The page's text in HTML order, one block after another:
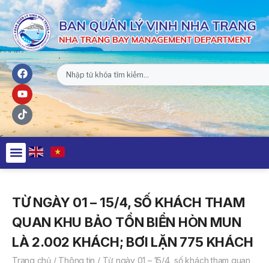
TỪ NGÀY 01 – 15/4, SỐ KHÁCH THAM
QUAN KHU BẢO TỒN BIỂN HÒN MUN
LÀ 2.002 KHÁCH; BƠI LẶN 775 KHÁCH
Trang chủ / Thông tin / Từ ngày 01 – 15/4, số khách tham quan